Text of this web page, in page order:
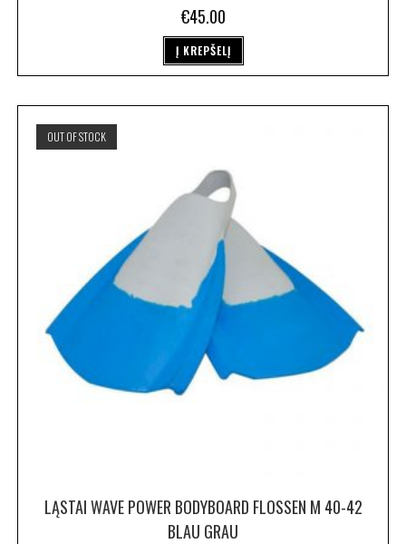
€45.00
Į KREPŠELĮ
OUT OF STOCK
LĄSTAI WAVE POWER BODYBOARD FLOSSEN M 40-42
BLAU GRAU